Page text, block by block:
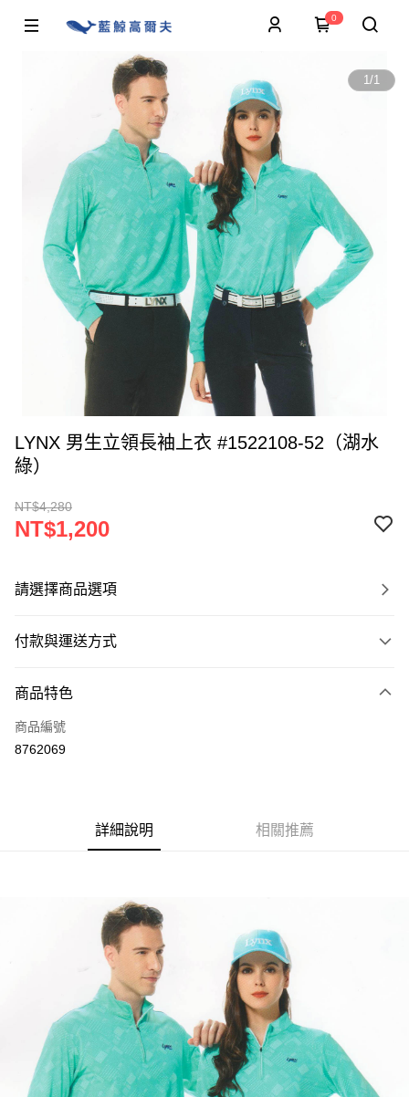
0
1/1
LYNX 男生立領長袖上衣 #1522108-52（湖水
綠）
NT$4,280
NT$1,200
請選擇商品選項
付款與運送方式
信用卡一次付款
超商取貨付款
7-11取貨付款
每筆NT$60
宅配
每筆NT$250
商品特色
商品編號
8762069
詳細說明 相關推薦